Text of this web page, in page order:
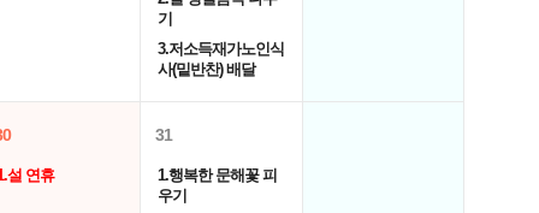
기
3.저소득재가노인식
사(밑반찬) 배달
설 연휴
31
1.행복한 문해꽃 피
우기